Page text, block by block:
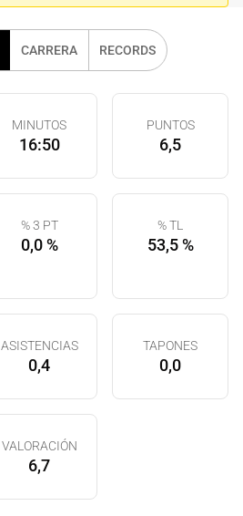
CARRERA RECORDS
MINUTOS
16:50
PUNTOS
6,5
% 3 PT
0,0 %
% TL
53,5 %
ASISTENCIAS
0,4
TAPONES
0,0
VALORACIÓN
6,7